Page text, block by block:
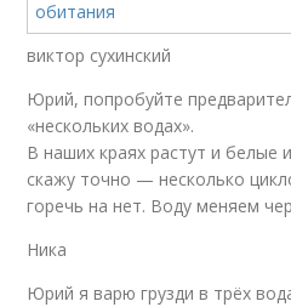
виктор сухинский
Юрий, попробуйте
«нескольких водах».
В наших краях растут и белые
скажу точно — несколько
горечь на нет. Воду меняем
Ника
Юрий я варю грузди в трёх